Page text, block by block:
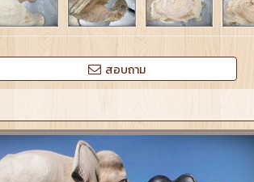
สอบถาม